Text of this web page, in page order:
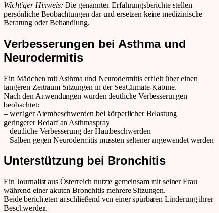
Wichtiger Hinweis: Die genannten Erfahrungsberichte stellen
persönliche Beobachtungen dar und ersetzen keine medizinische
Beratung oder Behandlung.
Verbesserungen bei Asthma und
Neurodermitis
Ein Mädchen mit Asthma und Neurodermitis erhielt über einen
längeren Zeitraum Sitzungen in der SeaClimate-Kabine.
Nach den Anwendungen wurden deutliche Verbesserungen
beobachtet:
– weniger Atembeschwerden bei körperlicher Belastung
geringerer Bedarf an Asthmaspray
– deutliche Verbesserung der Hautbeschwerden
– Salben gegen Neurodermitis mussten seltener angewendet werden
Unterstützung bei Bronchitis
Ein Journalist aus Österreich nutzte gemeinsam mit seiner Frau
während einer akuten Bronchitis mehrere Sitzungen.
Beide berichteten anschließend von einer spürbaren Linderung ihrer
Beschwerden.